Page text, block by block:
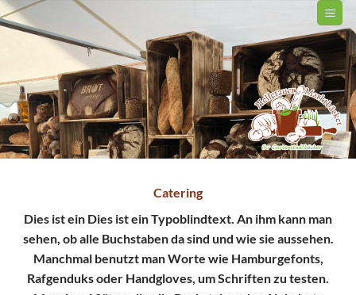
Zum
Inhalt
Catering
Dies ist ein Dies ist ein Typoblindtext. An ihm kann man
sehen, ob alle Buchstaben da sind und wie sie aussehen.
Manchmal benutzt man Worte wie Hamburgefonts,
Rafgenduks oder Handgloves, um Schriften zu testen.